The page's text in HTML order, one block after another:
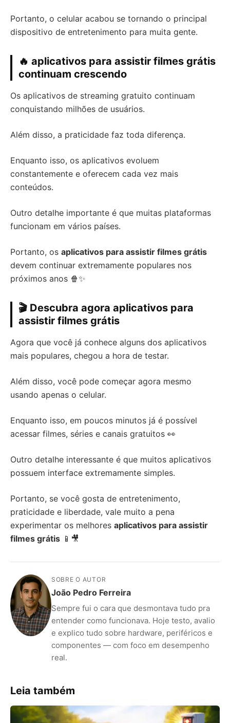
Portanto, o celular acabou se tornando o principal
dispositivo de entretenimento para muita gente.
🔥 aplicativos para assistir filmes grátis
continuam crescendo
Os aplicativos de streaming gratuito continuam
conquistando milhões de usuários.
Além disso, a praticidade faz toda diferença.
Enquanto isso, os aplicativos evoluem
constantemente e oferecem cada vez mais
conteúdos.
Outro detalhe importante é que muitas plataformas
funcionam em vários países.
Portanto, os aplicativos para assistir filmes grátis
devem continuar extremamente populares nos
próximos anos 🍿✨
🎬 Descubra agora aplicativos para
assistir filmes grátis
Agora que você já conhece alguns dos aplicativos
mais populares, chegou a hora de testar.
Além disso, você pode começar agora mesmo
usando apenas o celular.
Enquanto isso, em poucos minutos já é possível
acessar filmes, séries e canais gratuitos 👀
Outro detalhe interessante é que muitos aplicativos
possuem interface extremamente simples.
Portanto, se você gosta de entretenimento,
praticidade e liberdade, vale muito a pena
experimentar os melhores aplicativos para assistir
filmes grátis 📱🎥
SOBRE O AUTOR
João Pedro Ferreira
Sempre fui o cara que desmontava tudo pra
entender como funcionava. Hoje testo, avalio
e explico tudo sobre hardware, periféricos e
componentes — com foco em desempenho
real.
Leia também